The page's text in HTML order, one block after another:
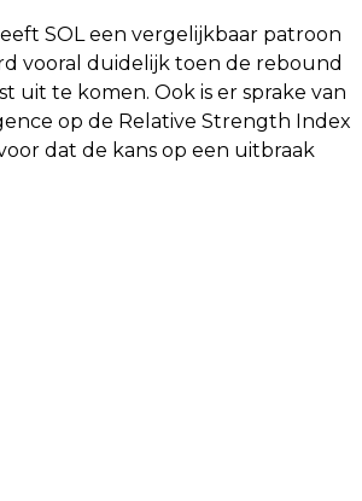
SOL een vergelijkbaar patroon
vooral duidelijk toen de rebound
uit te komen. Ook is er sprake van
op de Relative Strength Index
dat de kans op een uitbraak